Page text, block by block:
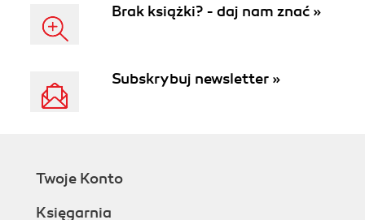
Brak książki? - daj nam znać »
Subskrybuj newsletter »
Twoje Konto
Księgarnia